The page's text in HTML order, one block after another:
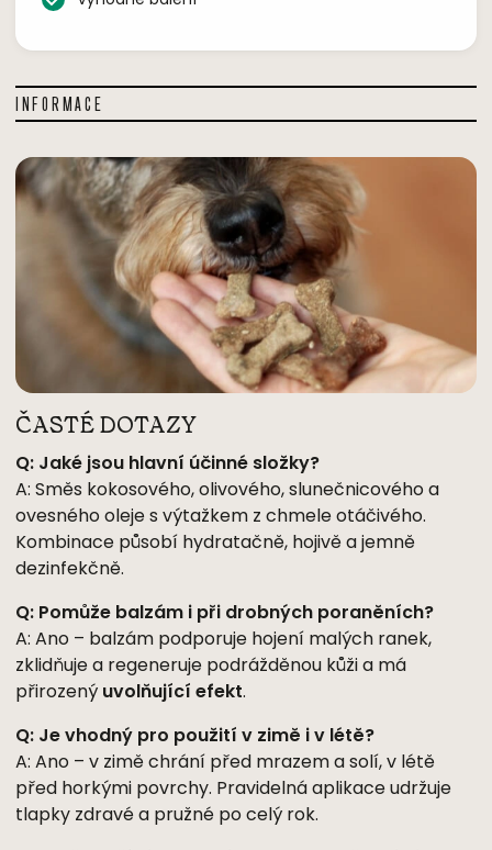
INFORMACE
ČASTÉ DOTAZY
Q: Jaké jsou hlavní účinné složky?
A: Směs kokosového, olivového, slunečnicového a
ovesného oleje s výtažkem z chmele otáčivého.
Kombinace působí hydratačně, hojivě a jemně
dezinfekčně.
Q: Pomůže balzám i při drobných poraněních?
A: Ano – balzám podporuje hojení malých ranek,
zklidňuje a regeneruje podrážděnou kůži a má
přirozený uvolňující efekt.
Q: Je vhodný pro použití v zimě i v létě?
A: Ano – v zimě chrání před mrazem a solí, v létě
před horkými povrchy. Pravidelná aplikace udržuje
tlapky zdravé a pružné po celý rok.